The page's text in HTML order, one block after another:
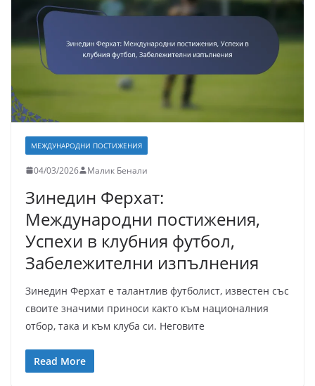
МЕЖДУНАРОДНИ ПОСТИЖЕНИЯ
04/03/2026 Малик Бенали
Зинедин Ферхат:
Международни постижения,
Успехи в клубния футбол,
Забележителни изпълнения
Зинедин Ферхат е талантлив футболист, известен със
своите значими приноси както към националния
отбор, така и към клуба си. Неговите
Read More